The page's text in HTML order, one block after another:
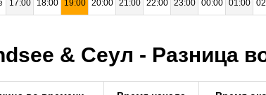
17:00 18:00 19:00 20:00 21:00 22:00 23:00 00:00 01:00
& Сеул - Разница